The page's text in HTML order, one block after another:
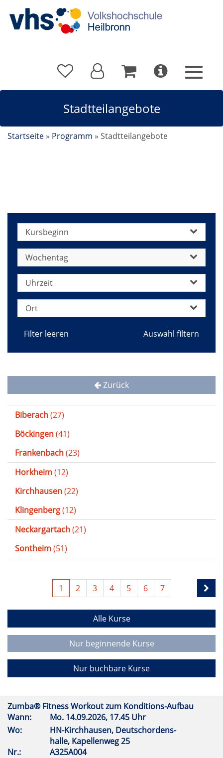
Stadtteilangebote
Startseite » Programm » Stadtteilangebote
Kursbeginn
Wochentag
Uhrzeit
Ort
Filter leeren
Zurück
Biberach(27)
Böckingen(41)
Frankenbach(23)
Horkheim(12)
Kirchhausen(22)
Klingenberg(12)
Neckargartach(21)
Sontheim(51)
1 2 3 4 5 6 7
Alle Kurse
Nur beginnende Kurse
Nur buchbare Kurse
Zumba® Fitness Workout zum Konditions-Aufbau
Wann:
Mo. 14.09.2026, 17.45 Uhr
Wo:
HN-Kirchhausen, Deutschordens-
halle, Kapellenweg 25
Nr.:
A325A004